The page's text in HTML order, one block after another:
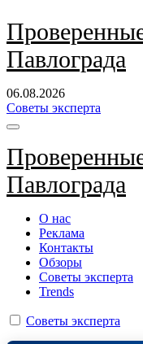
Перейти
к
содержанию
Павлограда
06.08.2026
Советы эксперта
Павлограда
О нас
Реклама
Контакты
Обзоры
Советы эксперта
Trends
Советы эксперта